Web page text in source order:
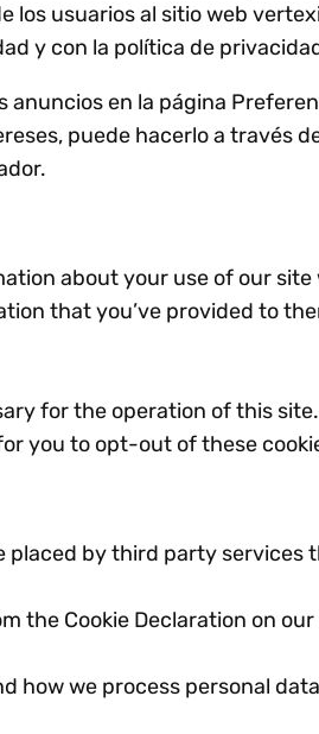
los usuarios al sitio web
y con la política de
en la página
puede hacerlo a través
about your use of our
that you’ve provided to
for the operation of this
you to opt-out of these
placed by third party services
the Cookie Declaration on
how we process personal